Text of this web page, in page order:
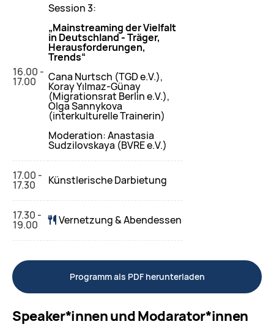
16.00 -
17.00
Session 3:
„Mainstreaming der Vielfalt
in Deutschland - Träger,
Herausforderungen,
Trends“
Cana Nurtsch (TGD e.V.),
Koray Yılmaz-Günay
(Migrationsrat Berlin e.V.),
Olga Sannykova
(interkulturelle Trainerin)
Moderation: Anastasia
Sudzilovskaya (BVRE e.V.)
17.00 -
17.30 Künstlerische Darbietung
17.30 -
19.00 Vernetzung & Abendessen
Programm als PDF herunterladen
Speaker*innen und Modarator*innen